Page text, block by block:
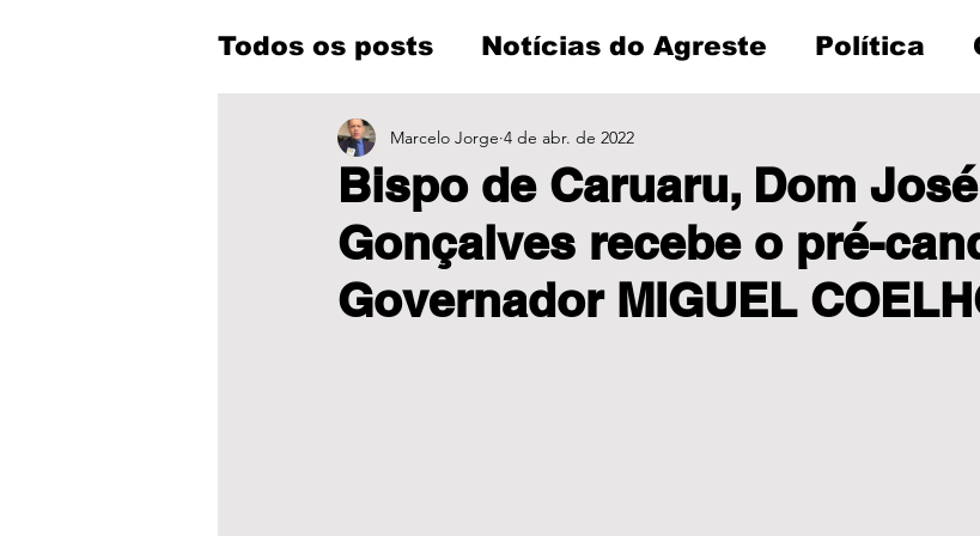
Todos os posts Notícias do Agreste Política
Entretenimento
Bispo de Caruaru, Dom
Gonçalves recebe o pré-
Governador MIGUEL
Marcelo Jorge 4 de abr. de 2022